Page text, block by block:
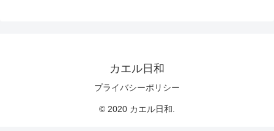
カエル日和
プライバシーポリシー
© 2020 カエル日和.